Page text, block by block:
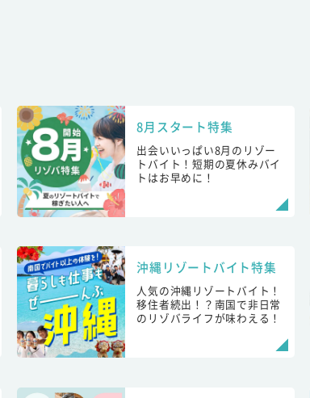
8月スタート特集
出会いいっぱい8月のリゾー
トバイト！短期の夏休みバイ
トはお早めに！
沖縄リゾートバイト特集
人気の沖縄リゾートバイト！
移住者続出！？南国で非日常
のリゾバライフが味わえる！